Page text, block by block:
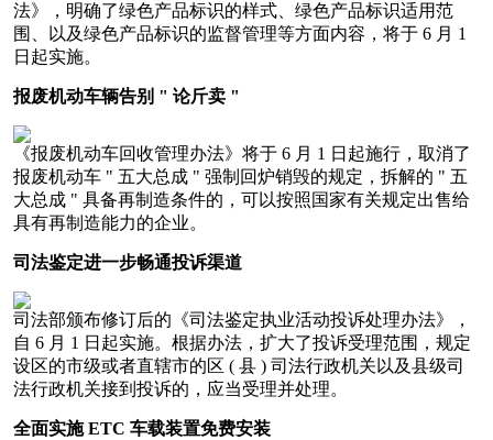
法》，明确了绿色产品标识的样式、绿色产品标识适用范
围、以及绿色产品标识的监督管理等方面内容，将于 6 月 1
日起实施。
报废机动车辆告别 " 论斤卖 "
《报废机动车回收管理办法》将于 6 月 1 日起施行，取消了
报废机动车 " 五大总成 " 强制回炉销毁的规定，拆解的 " 五
大总成 " 具备再制造条件的，可以按照国家有关规定出售给
具有再制造能力的企业。
司法鉴定进一步畅通投诉渠道
司法部颁布修订后的《司法鉴定执业活动投诉处理办法》，
自 6 月 1 日起实施。根据办法，扩大了投诉受理范围，规定
设区的市级或者直辖市的区 ( 县 ) 司法行政机关以及县级司
法行政机关接到投诉的，应当受理并处理。
全面实施 ETC 车载装置免费安装